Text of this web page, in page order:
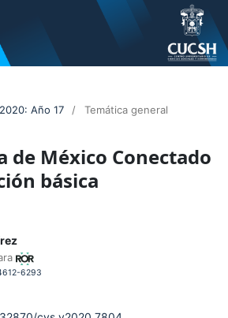
2020: Año 17 / Temática general
de México Conectado
básica
6293